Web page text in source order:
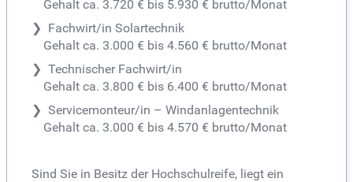
Gehalt ca. 3.720 € bis 5.930 € brutto/Monat
Fachwirt/in Solartechnik
Gehalt ca. 3.000 € bis 4.560 € brutto/Monat
Technischer Fachwirt/in
Gehalt ca. 3.800 € bis 6.400 € brutto/Monat
Servicemonteur/in – Windanlagentechnik
Gehalt ca. 3.000 € bis 4.570 € brutto/Monat
Sind Sie in Besitz der Hochschulreife, liegt ein